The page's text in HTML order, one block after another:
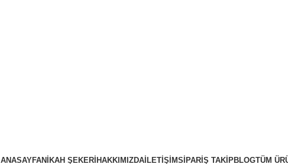
ANASAYFANIKAH ŞEKERIHAKKIMIZDAİLETIŞIMSIPARIŞ TAKIPBLOGTÜM